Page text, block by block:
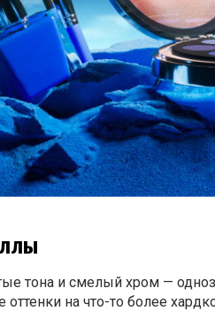
тона и смелый хром —
на что-то более